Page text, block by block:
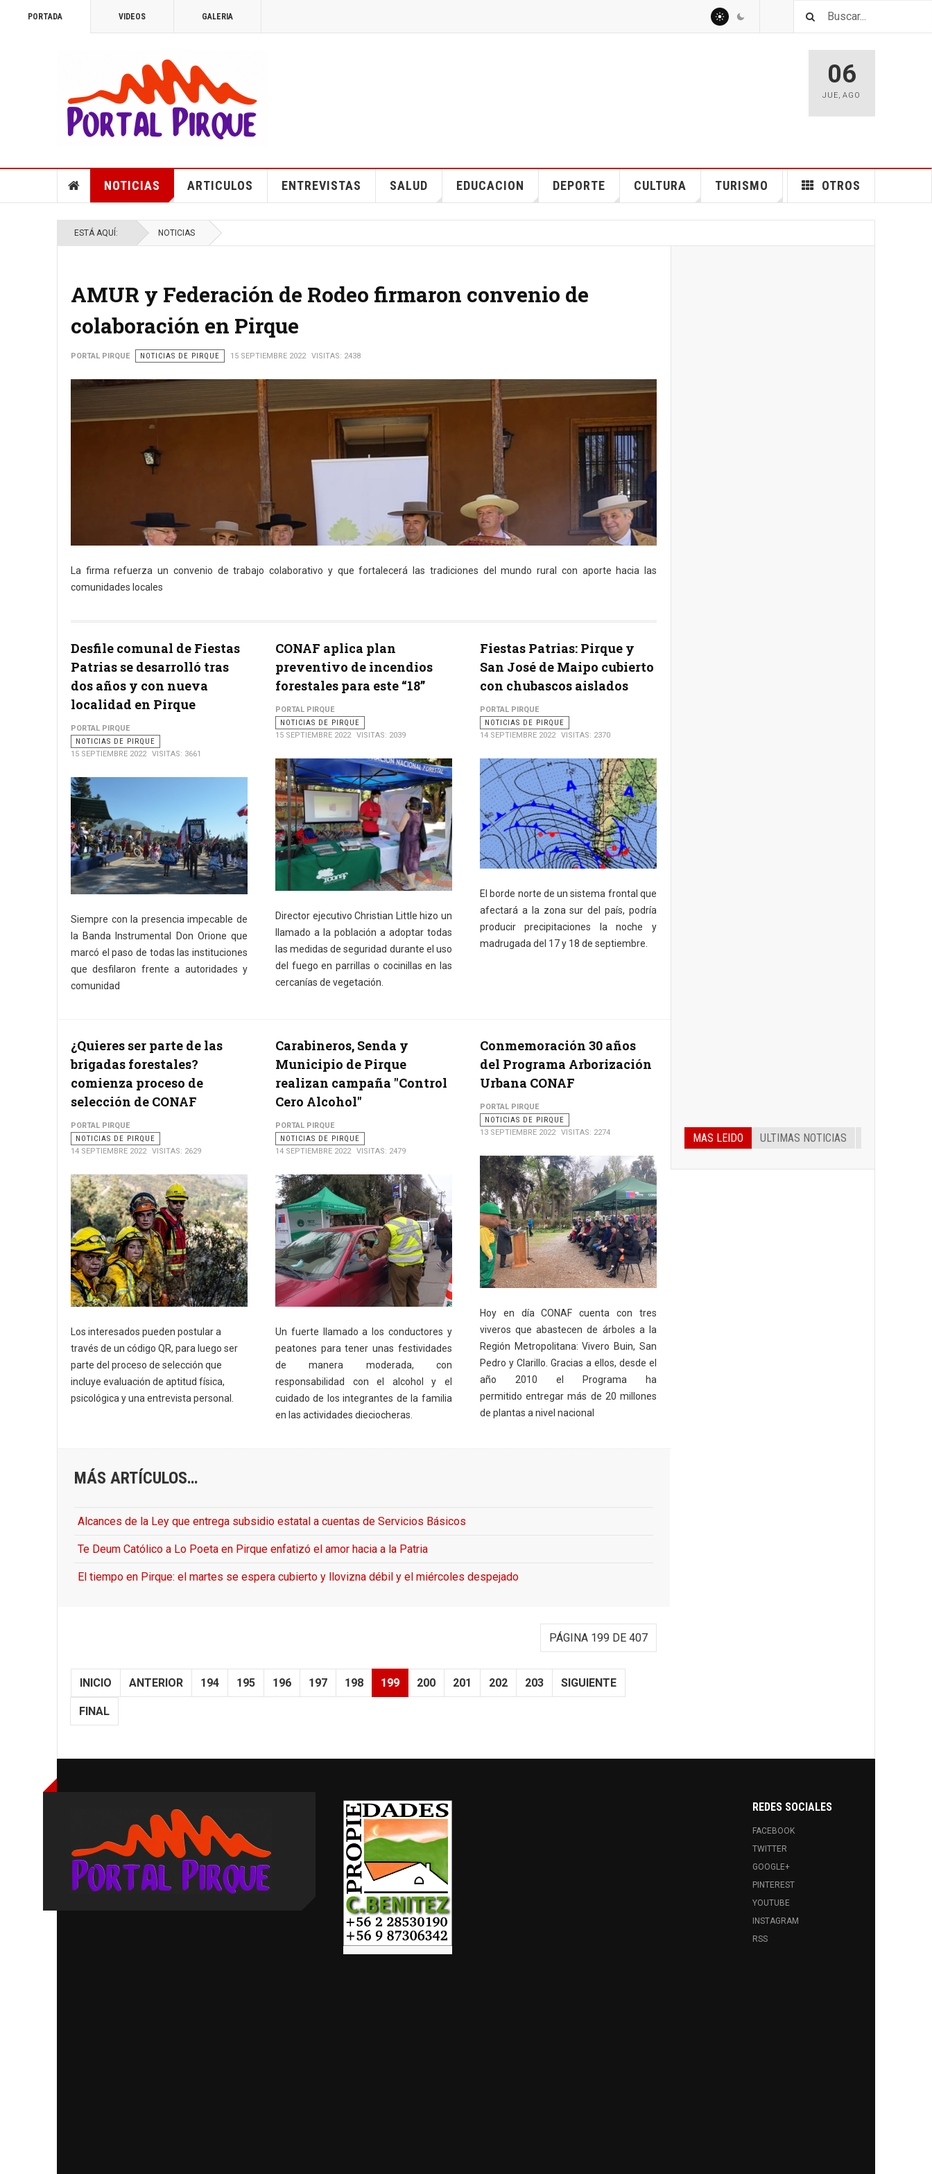
PORTADA VIDEOS GALERIA
06
JUE,AGO
NOTICIAS ARTICULOS ENTREVISTAS SALUD EDUCACION DEPORTE CULTURA TURISMO OTROS
ESTÁ AQUÍ: NOTICIAS
AMUR y Federación de Rodeo firmaron convenio de
colaboración en Pirque
PORTAL PIRQUE NOTICIAS DE PIRQUE 15 SEPTIEMBRE 2022 VISITAS: 2438
La firma refuerza un convenio de trabajo colaborativo y que fortalecerá las tradiciones del mundo rural con aporte hacia las
comunidades locales
Desfile comunal de Fiestas
Patrias se desarrolló tras
dos años y con nueva
localidad en Pirque
PORTAL PIRQUE
NOTICIAS DE PIRQUE
15 SEPTIEMBRE 2022
VISITAS: 3661
Siempre con la presencia impecable de
la Banda Instrumental Don Orione que
marcó el paso de todas las instituciones
que desfilaron frente a autoridades y
comunidad
CONAF aplica plan
preventivo de incendios
forestales para este “18”
PORTAL PIRQUE
NOTICIAS DE PIRQUE
15 SEPTIEMBRE 2022
VISITAS: 2039
Director ejecutivo Christian Little hizo un
llamado a la población a adoptar todas
las medidas de seguridad durante el uso
del fuego en parrillas o cocinillas en las
cercanías de vegetación.
Fiestas Patrias: Pirque y
San José de Maipo cubierto
con chubascos aislados
PORTAL PIRQUE
NOTICIAS DE PIRQUE
14 SEPTIEMBRE 2022
VISITAS: 2370
El borde norte de un sistema frontal que
afectará a la zona sur del país, podría
producir precipitaciones la noche y
madrugada del 17 y 18 de septiembre.
¿Quieres ser parte de las
brigadas forestales?
comienza proceso de
selección de CONAF
PORTAL PIRQUE
NOTICIAS DE PIRQUE
14 SEPTIEMBRE 2022
VISITAS: 2629
Los interesados pueden postular a
través de un código QR, para luego ser
parte del proceso de selección que
incluye evaluación de aptitud física,
psicológica y una entrevista personal.
Carabineros, Senda y
Municipio de Pirque
realizan campaña "Control
Cero Alcohol"
PORTAL PIRQUE
NOTICIAS DE PIRQUE
14 SEPTIEMBRE 2022
VISITAS: 2479
Un fuerte llamado a los conductores y
peatones para tener unas festividades
de manera moderada, con
responsabilidad con el alcohol y el
cuidado de los integrantes de la familia
en las actividades dieciocheras.
Conmemoración 30 años
del Programa Arborización
Urbana CONAF
PORTAL PIRQUE
NOTICIAS DE PIRQUE
13 SEPTIEMBRE 2022
VISITAS: 2274
Hoy en día CONAF cuenta con tres
viveros que abastecen de árboles a la
Región Metropolitana: Vivero Buin, San
Pedro y Clarillo. Gracias a ellos, desde el
año 2010 el Programa ha
permitido entregar más de 20 millones
de plantas a nivel nacional
MÁS ARTÍCULOS…
Alcances de la Ley que entrega subsidio estatal a cuentas de Servicios Básicos
Te Deum Católico a Lo Poeta en Pirque enfatizó el amor hacia a la Patria
El tiempo en Pirque: el martes se espera cubierto y llovizna débil y el miércoles despejado
PÁGINA 199 DE 407
INICIO ANTERIOR 194 195 196 197 198 199 200 201 202 203 SIGUIENTE
FINAL
MAS LEIDO ULTIMAS NOTICIAS
REDES SOCIALES
FACEBOOK
TWITTER
GOOGLE+
PINTEREST
YOUTUBE
INSTAGRAM
RSS